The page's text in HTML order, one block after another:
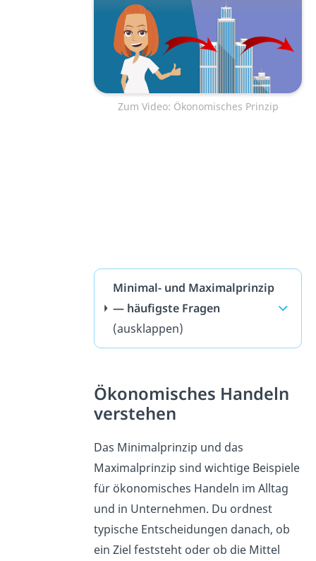
Zum Video: Ökonomisches Prinzip
Minimal- und Maximalprinzip
— häufigste Fragen
(ausklappen)
Ökonomisches Handeln
verstehen
Das Minimalprinzip und das
Maximalprinzip sind wichtige Beispiele
für ökonomisches Handeln im Alltag
und in Unternehmen. Du ordnest
typische Entscheidungen danach, ob
ein Ziel feststeht oder ob die Mittel